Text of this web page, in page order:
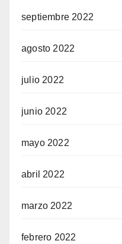
septiembre 2022
agosto 2022
julio 2022
junio 2022
mayo 2022
abril 2022
marzo 2022
febrero 2022